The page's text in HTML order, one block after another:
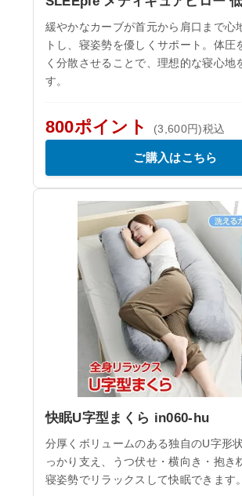
緩やかなカーブが首元から肩口まで心
トし、寝姿勢を優しくサポート。体圧
く分散させることで、理想的な寝心地
す。
800ポイント (3,600円)税込
ご購入はこちら
快眠U字型まくら in060-hu
分厚くボリュームのある独自のU字形
っかり支え、うつ伏せ・横向き・抱き
寝姿勢でリラックスして快眠できます。